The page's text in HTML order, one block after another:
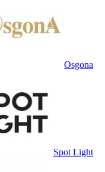
Osgona
Spot Light